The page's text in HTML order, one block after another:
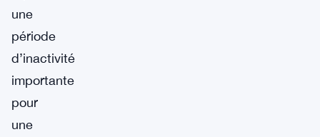
une
période
d’inactivité
importante
pour
une